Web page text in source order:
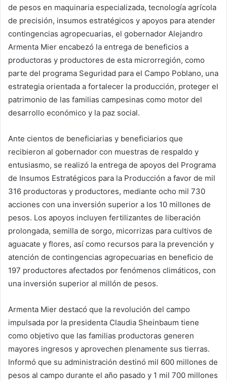
de pesos en maquinaria especializada, tecnología agrícola
de precisión, insumos estratégicos y apoyos para atender
contingencias agropecuarias, el gobernador Alejandro
Armenta Mier encabezó la entrega de beneficios a
productoras y productores de esta microrregión, como
parte del programa Seguridad para el Campo Poblano, una
estrategia orientada a fortalecer la producción, proteger el
patrimonio de las familias campesinas como motor del
desarrollo económico y la paz social.
Ante cientos de beneficiarias y beneficiarios que
recibieron al gobernador con muestras de respaldo y
entusiasmo, se realizó la entrega de apoyos del Programa
de Insumos Estratégicos para la Producción a favor de mil
316 productoras y productores, mediante ocho mil 730
acciones con una inversión superior a los 10 millones de
pesos. Los apoyos incluyen fertilizantes de liberación
prolongada, semilla de sorgo, micorrizas para cultivos de
aguacate y flores, así como recursos para la prevención y
atención de contingencias agropecuarias en beneficio de
197 productores afectados por fenómenos climáticos, con
una inversión superior al millón de pesos.
Armenta Mier destacó que la revolución del campo
impulsada por la presidenta Claudia Sheinbaum tiene
como objetivo que las familias productoras generen
mayores ingresos y aprovechen plenamente sus tierras.
Informó que su administración destinó mil 600 millones de
pesos al campo durante el año pasado y 1 mil 700 millones